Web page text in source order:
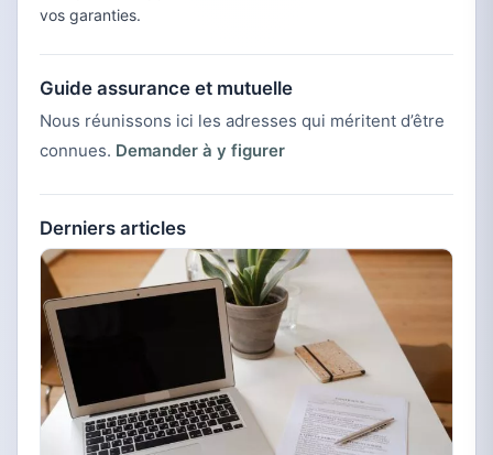
vos garanties.
Guide assurance et mutuelle
Nous réunissons ici les adresses qui méritent d’être
connues. Demander à y figurer
Derniers articles